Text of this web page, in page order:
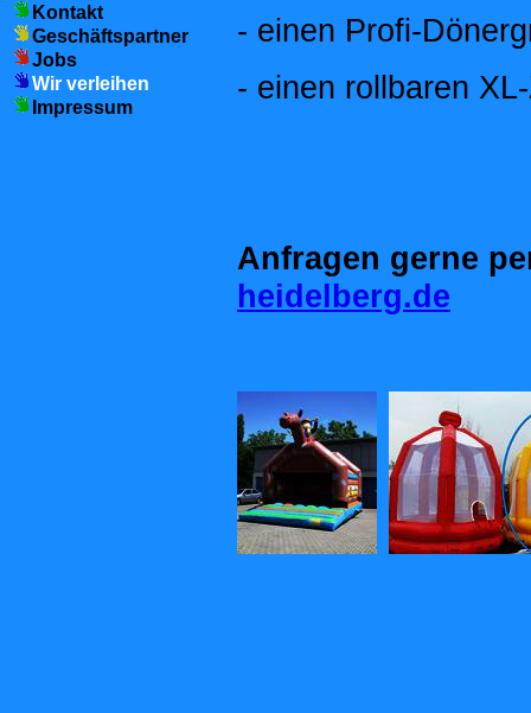
Kontakt
Geschäftspartner
Jobs
Wir verleihen
Impressum
- einen Profi-
- einen rollbaren
Anfragen gerne
heidelberg.de